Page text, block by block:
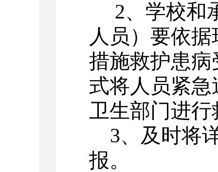
2、学校和
人员）要依
措施救护患
式将人员紧
卫生部门进行
3、及时将
报。